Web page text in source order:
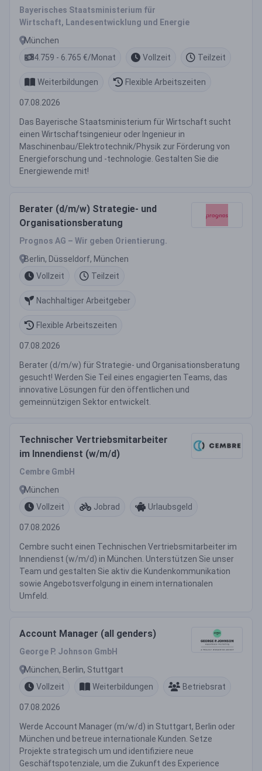
Physiker/in (m/w/d)
Bayerisches Staatsministerium für
Wirtschaft, Landesentwicklung und Energie
München
4.759 - 6.765 €/Monat
Vollzeit Teilzeit
Weiterbildungen Flexible Arbeitszeiten
07.08.2026
Das Bayerische Staatsministerium für Wirtschaft sucht
einen Wirtschaftsingenieur oder Ingenieur in
Maschinenbau/Elektrotechnik/Physik zur Förderung von
Energieforschung und -technologie. Gestalten Sie die
Energiewende mit!
Berater (d/m/w) Strategie- und
Organisationsberatung
Prognos AG – Wir geben Orientierung.
Berlin, Düsseldorf, München
Vollzeit
Teilzeit
Nachhaltiger Arbeitgeber
Flexible Arbeitszeiten
07.08.2026
Berater (d/m/w) für Strategie- und Organisationsberatung
gesucht! Werden Sie Teil eines engagierten Teams, das
innovative Lösungen für den öffentlichen und
gemeinnützigen Sektor entwickelt.
Technischer Vertriebsmitarbeiter
im Innendienst (w/m/d)
Cembre GmbH
München
Vollzeit
Jobrad Urlaubsgeld
07.08.2026
Cembre sucht einen Technischen Vertriebsmitarbeiter im
Innendienst (w/m/d) in München. Unterstützen Sie unser
Team und gestalten Sie aktiv die Kundenkommunikation
sowie Angebotsverfolgung in einem internationalen
Umfeld.
Account Manager (all genders)
George P. Johnson GmbH
München, Berlin, Stuttgart
Vollzeit
Weiterbildungen Betriebsrat
07.08.2026
Werde Account Manager (m/w/d) in Stuttgart, Berlin oder
München und betreue internationale Kunden. Setze
Projekte strategisch um und identifiziere neue
Geschäftspotenziale, um die Zukunft des Experience